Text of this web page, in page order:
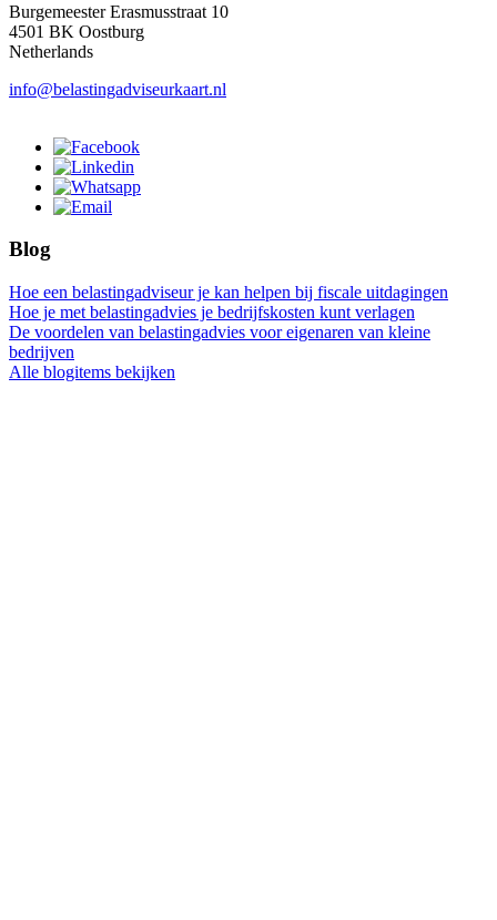
Burgemeester Erasmusstraat 10
4501 BK Oostburg
Netherlands
info@belastingadviseurkaart.nl
Blog
Hoe een belastingadviseur je kan helpen bij fiscale uitdagingen
Hoe je met belastingadvies je bedrijfskosten kunt verlagen
De voordelen van belastingadvies voor eigenaren van kleine
bedrijven
Alle blogitems bekijken